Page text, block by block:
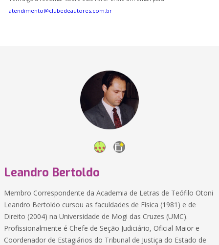
atendimento@clubedeautores.com.br
Leandro Bertoldo
Membro Correspondente da Academia de Letras de Teófilo Otoni
Leandro Bertoldo cursou as faculdades de Física (1981) e de
Direito (2004) na Universidade de Mogi das Cruzes (UMC).
Profissionalmente é Chefe de Seção Judiciário, Oficial Maior e
Coordenador de Estagiários do Tribunal de Justiça do Estado de